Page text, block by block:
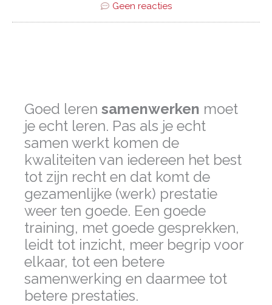
Geen reacties
Goed leren samenwerken moet
je echt leren. Pas als je echt
samen werkt komen de
kwaliteiten van iedereen het best
tot zijn recht en dat komt de
gezamenlijke (werk) prestatie
weer ten goede. Een goede
training, met goede gesprekken,
leidt tot inzicht, meer begrip voor
elkaar, tot een betere
samenwerking en daarmee tot
betere prestaties.